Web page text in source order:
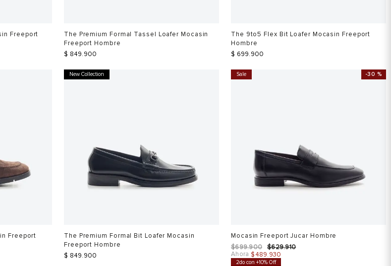
Freeport
The Premium Formal Tassel Loafer Mocasin
Freeport Hombre
$ 849.900
The 9to5 Flex Bit Loafer Mocasin Freeport
Hombre
$ 699.900
Freeport
New Collection
The Premium Formal Bit Loafer Mocasin
Freeport Hombre
$ 849.900
Sale -30 %
Mocasin Freeport Jucar Hombre
$699.900 $629.910
Ahora $489.930
2do con +10% Off